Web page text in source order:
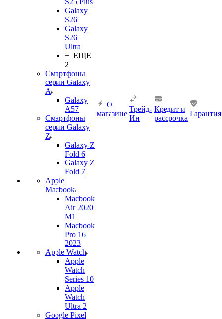
S25 Plus
Galaxy
S26
Galaxy
S26
Ultra
+ ЕЩЕ
2
Смартфоны
серии Galaxy
A
Galaxy
A57
Смартфоны
серии Galaxy
Z
Galaxy Z
Fold 6
Galaxy Z
Fold 7
Apple
Macbook
Macbook
Air 2020
M1
Macbook
Pro 16
2023
Apple Watch
Apple
Watch
Series 10
Apple
Watch
Ultra 2
Google Pixel
О
магазине
Трейд-
Ин
Кредит и
рассрочка
Гарантия